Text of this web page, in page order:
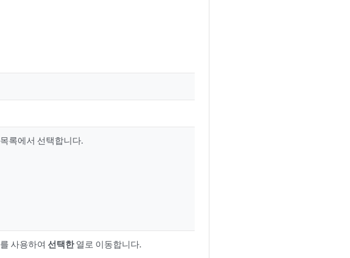
록에서 선택합니다.
사용하여선택한열로 이동합니다.